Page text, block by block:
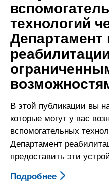
Школе,
В
Учится
Ваш
Ребенок
технологий
Департамент
В этой публикации вы
которые могут у вас
вспомогательных
Департамент
предоставить эти
Подробнее О